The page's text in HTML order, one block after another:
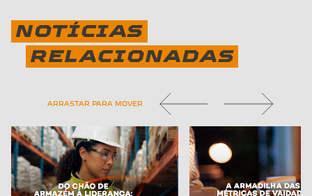
NOTÍCIAS
RELACIONADAS
ARRASTAR PARA MOVER